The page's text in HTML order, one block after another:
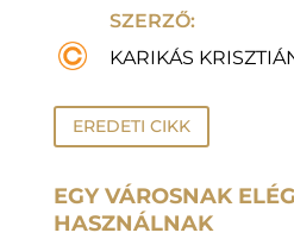
SZERZŐ:
KARIKÁS
EREDETI CIKK
EGY VÁROSNAK
HASZNÁLNAK